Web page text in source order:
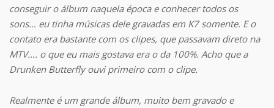
conseguir o álbum naquela época e conhecer todos os
sons… eu tinha músicas dele gravadas em K7 somente. E o
contato era bastante com os clipes, que passavam direto na
MTV…. o que eu mais gostava era o da 100%. Acho que a
Drunken Butterfly ouvi primeiro com o clipe.
Realmente é um grande álbum, muito bem gravado e